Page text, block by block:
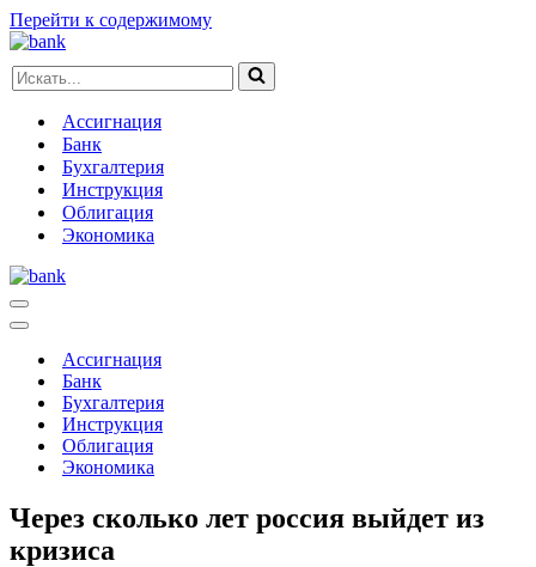
Перейти к содержимому
Искать...
Ассигнация
Банк
Бухгалтерия
Инструкция
Облигация
Экономика
Меню
навигации
Меню
навигацииАссигнация
Банк
Бухгалтерия
Инструкция
Облигация
Экономика
Через сколько лет россия выйдет из
кризиса